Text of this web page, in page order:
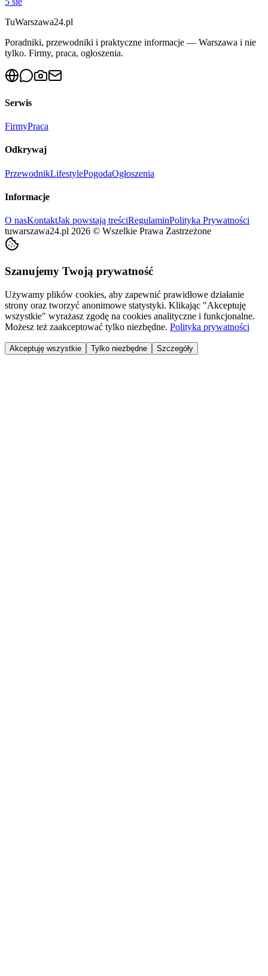
TuWarszawa24.pl
Poradniki, przewodniki i praktyczne informacje — Warszawa i nie
tylko. Firmy, praca, ogłoszenia.
Serwis
FirmyPraca
Odkrywaj
PrzewodnikLifestylePogodaOgłoszenia
Informacje
O nasKontaktJak powstają treściRegulaminPolityka Prywatności
tuwarszawa24.pl 2026 © Wszelkie Prawa Zastrzeżone
Szanujemy Twoją prywatność
Używamy plików cookies, aby zapewnić prawidłowe działanie
strony oraz tworzyć anonimowe statystyki. Klikając "Akceptuję
wszystkie" wyrażasz zgodę na cookies analityczne i funkcjonalne.
Możesz też zaakceptować tylko niezbędne. Polityka prywatności
Akceptuję wszystkie Tylko niezbędne Szczegóły